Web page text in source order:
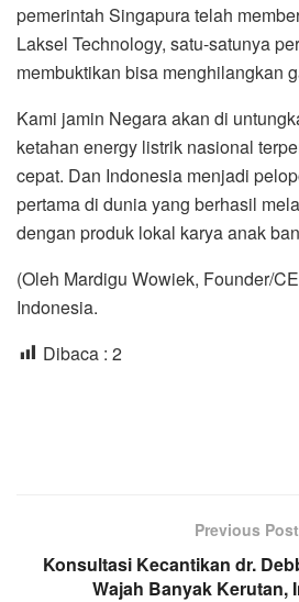
pemerintah Singapura telah
Laksel Technology, satu-satunya
membuktikan bisa menghilangkan
Kami jamin Negara akan di
ketahan energy listrik nasional
cepat. Dan Indonesia menjadi
pertama di dunia yang berhasil
dengan produk lokal karya anak
(Oleh Mardigu Wowiek, Founder/
Indonesia.
Dibaca : 2
Previous Post
Konsultasi Kecantikan dr.
Wajah Banyak Kerutan,